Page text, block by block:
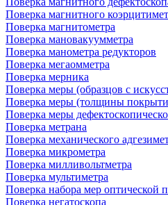
Поверка магнитного
Поверка магнитометра
Поверка мановакуумметра
Поверка манометра редукторов
Поверка мегаомметра
Поверка мерника
Поверка меры (образцов с
Поверка меры (толщины
Поверка меры
Поверка метрана
Поверка механического
Поверка микрометра
Поверка милливольтметра
Поверка мультиметра
Поверка набора мер оптической
Поверка негатоскопа